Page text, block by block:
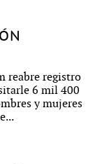
reabre registro
6 mil 400
y mujeres